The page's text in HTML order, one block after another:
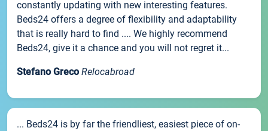
constantly updating with new interesting features.
Beds24 offers a degree of flexibility and adaptability
that is really hard to find .... We highly recommend
Beds24, give it a chance and you will not regret it...
Stefano Greco Relocabroad
... Beds24 is by far the friendliest, easiest piece of on-